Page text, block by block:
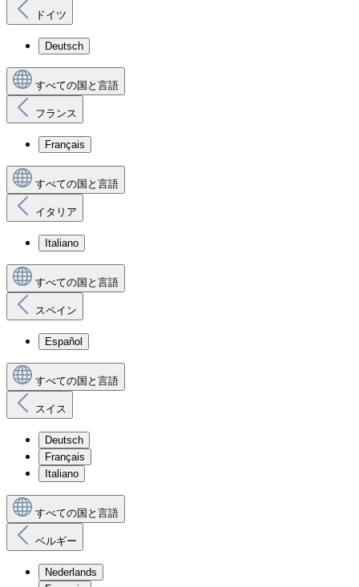
ドイツ
Deutsch
すべての国と言語
フランス
Français
すべての国と言語
イタリア
Italiano
すべての国と言語
スペイン
Español
すべての国と言語
スイス
Deutsch
Français
Italiano
すべての国と言語
ベルギー
Nederlands